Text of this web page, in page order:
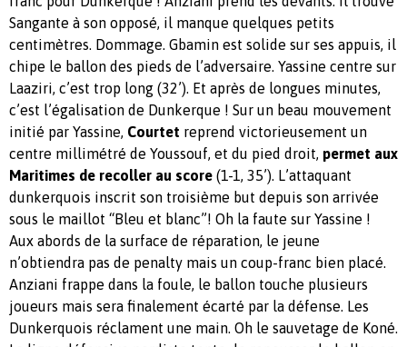
Sangante à son opposé, il manque quelques petits
centimètres. Dommage. Gbamin est solide sur ses appuis, il
chipe le ballon des pieds de l’adversaire. Yassine centre sur
Laaziri, c’est trop long (32’). Et après de longues minutes,
c’est l’égalisation de Dunkerque ! Sur un beau mouvement
initié par Yassine, Courtet reprend victorieusement un
centre millimétré de Youssouf, et du pied droit, permet aux
Maritimes de recoller au score (1-1, 35’). L’attaquant
dunkerquois inscrit son troisième but depuis son arrivée
sous le maillot “Bleu et blanc”! Oh la faute sur Yassine !
Aux abords de la surface de réparation, le jeune
n’obtiendra pas de penalty mais un coup-franc bien placé.
Anziani frappe dans la foule, le ballon touche plusieurs
joueurs mais sera finalement écarté par la défense. Les
Dunkerquois réclament une main. Oh le sauvetage de Koné.